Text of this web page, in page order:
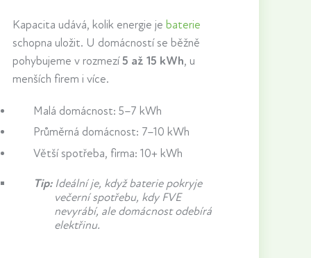
Kapacita udává, kolik energie je baterie
schopna uložit. U domácností se běžně
pohybujeme v rozmezí5 až 15 kWh, u
menších firem i více.
Malá domácnost: 5–7 kWh
Průměrná domácnost: 7–10 kWh
Větší spotřeba, firma: 10+ kWh
Tip:Ideální je, když baterie pokryje
večerní spotřebu, kdy FVE
nevyrábí, ale domácnost odebírá
elektřinu.